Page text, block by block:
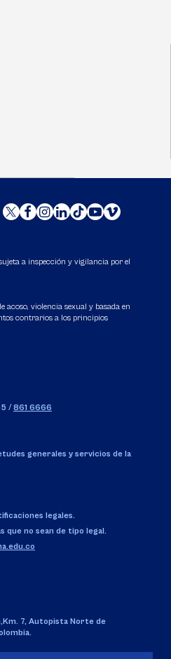
a inspección y vigilancia por el
acoso, violencia sexual y basada en
contrarios a los principios
/ 861 6666
generales y servicios de la
legales.
que no sean de tipo legal.
Km. 7, Autopista Norte de